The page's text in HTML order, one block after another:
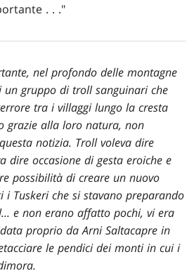
. . ."
nel profondo delle montagne
un gruppo di troll sanguinari che
tra i villaggi lungo la cresta
grazie alla loro natura, non
notizia. Troll voleva dire
dire occasione di gesta eroiche e
possibilità di creare un nuovo
i Tuskeri che si stavano preparando
e non erano affatto pochi, vi era
proprio da Arni Saltacapre in
le pendici dei monti in cui i